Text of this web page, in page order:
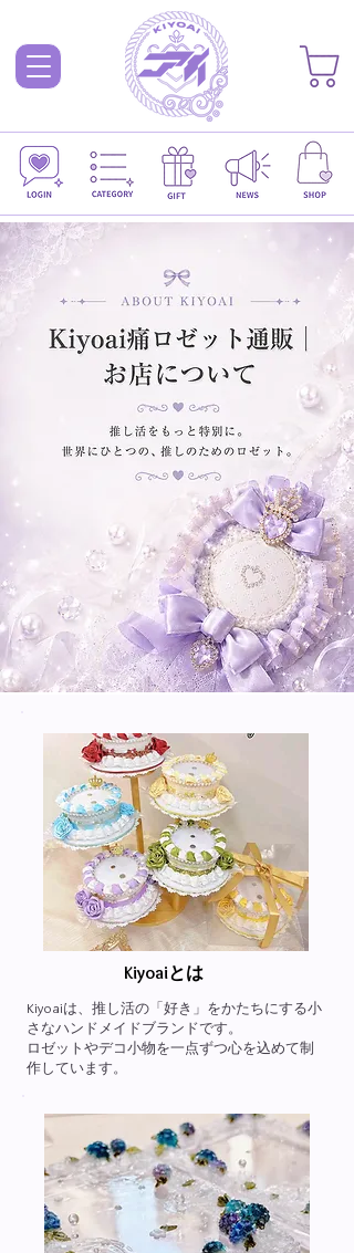
Kiyoaiとは​
Kiyoaiは、推し活の「好き」をかたちにする小
さなハンドメイドブランドです。
ロゼットやデコ小物を一点ずつ心を込めて制
作しています。